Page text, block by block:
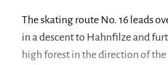
The skating route No. 16 leads
in a descent to Hahnfilze and
high forest in the direction of the